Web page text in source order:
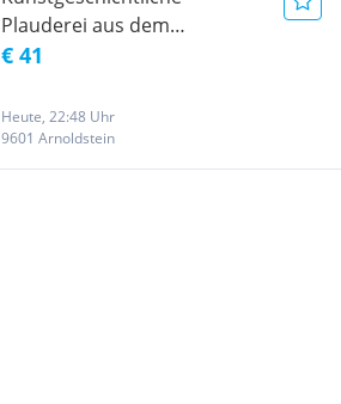
Plauderei aus dem
Gmündner Gau in Kärnten
band 2 von Kurt Kolmann
€ 41
Heute, 22:48 Uhr
9601 Arnoldstein